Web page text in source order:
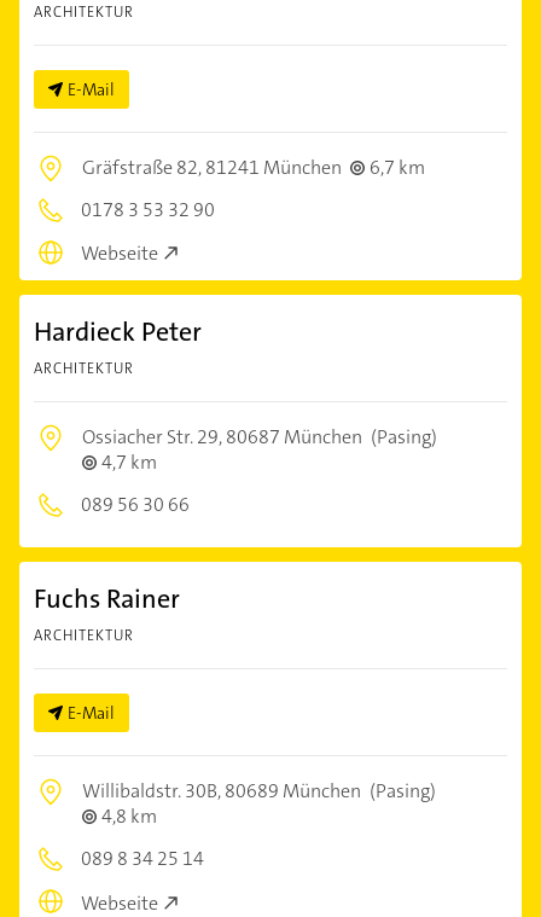
ARCHITEKTUR
E-Mail
Gräfstraße 82,81241 München
6,7 km
0178 3 53 32 90
Webseite
Hardieck Peter
ARCHITEKTUR
Ossiacher Str. 29,80687 München (Pasing)
4,7 km
089 56 30 66
Fuchs Rainer
ARCHITEKTUR
E-Mail
Willibaldstr. 30B,80689 München (Pasing)
4,8 km
089 8 34 25 14
Webseite